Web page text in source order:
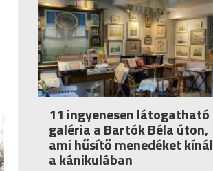
11 ingyenesen látogatható
galéria a Bartók Béla úton,
ami hűsítő menedéket kínál
a kánikulában